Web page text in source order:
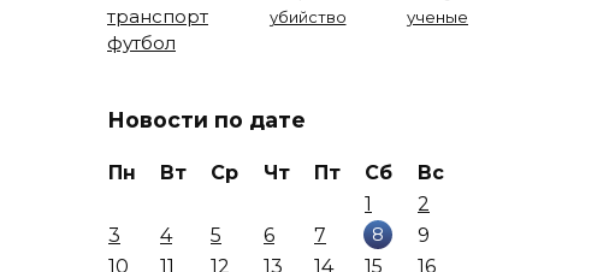
транспорт
убийство ученые
футбол
Новости по дате
Пн Вт Ср Чт Пт Сб
Вс
1
2
3
4 5 6 7 8
9
10
11 12 13 14 15
16